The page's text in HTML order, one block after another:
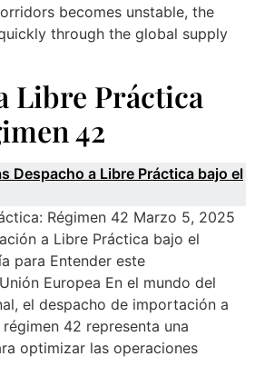
becomes unstable, the
through the global supply
Libre Práctica
42
Régimen 42 Marzo 5, 2025
a Libre Práctica bajo el
para Entender este
Europea En el mundo del
el despacho de importación a
42 representa una
optimizar las operaciones